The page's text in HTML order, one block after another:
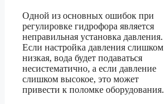
Одной из основных ошибок при
регулировке гидрофора является
неправильная установка давления.
Если настройка давления слишком
низкая, вода будет подаваться
несистематично, а если давление
слишком высокое, это может
привести к поломке оборудования.